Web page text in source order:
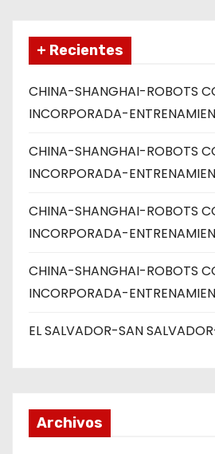
+ Recientes
CHINA-SHANGHAI-ROBOTS
INCORPORADA-
CHINA-SHANGHAI-ROBOTS
INCORPORADA-
CHINA-SHANGHAI-ROBOTS
INCORPORADA-
CHINA-SHANGHAI-ROBOTS
INCORPORADA-
EL SALVADOR-SAN
Archivos